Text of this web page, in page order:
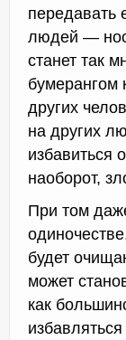
передавать
людей —
станет так
бумерангом
других
на других
избавиться
наоборот,
При том
будет
может
как